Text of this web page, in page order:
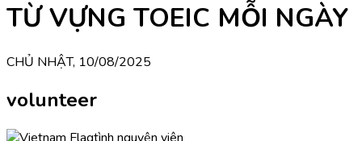
TỪ VỰNG TOEIC MỖI NGÀY
CHỦ NHẬT, 10/08/2025
volunteer